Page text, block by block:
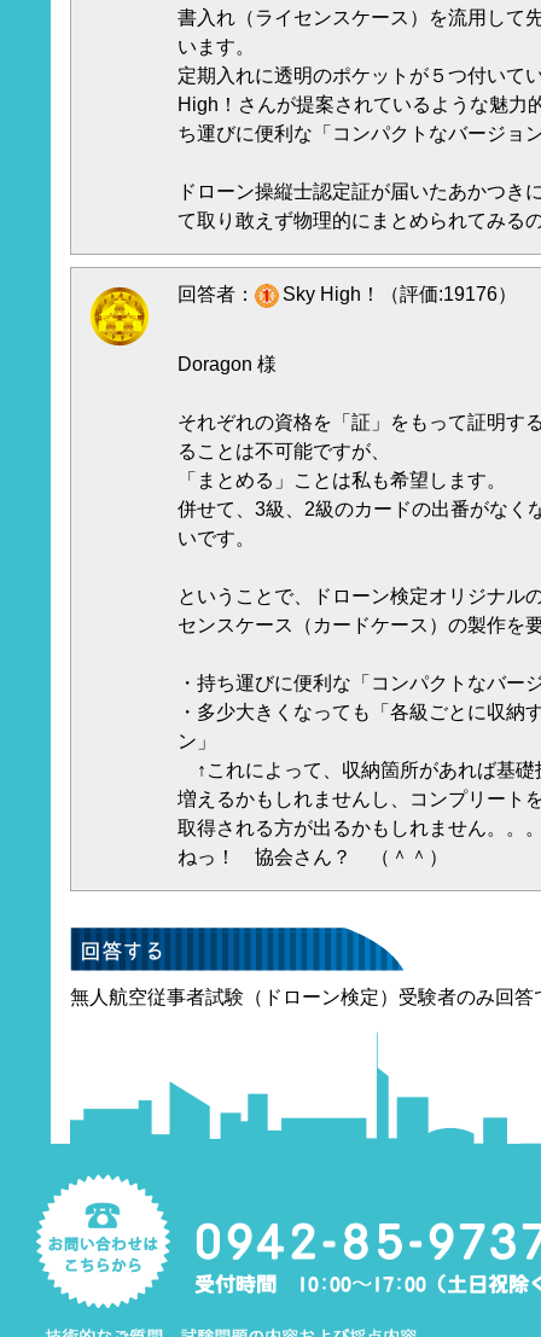
書入れ（ライセンスケース）を流用して
います。
定期入れに透明のポケットが５つ付いて
High！さんが提案されているような魅力
ち運びに便利な「コンパクトなバージョ
ドローン操縦士認定証が届いたあかつき
て取り敢えず物理的にまとめられてみる
回答者： Sky High！（評価:19176）
Doragon 様
それぞれの資格を「証」をもって証明す
ることは不可能ですが、
「まとめる」ことは私も希望します。
併せて、3級、2級のカードの出番がなく
いです。
ということで、ドローン検定オリジナル
センスケース（カードケース）の製作を
・持ち運びに便利な「コンパクトなバー
・多少大きくなっても「各級ごとに収納
ン」
↑これによって、収納箇所があれば基礎
増えるかもしれませんし、コンプリート
取得される方が出るかもしれません。。
ねっ！ 協会さん？ （＾＾）
無人航空従事者試験（ドローン検定）受験者のみ回答